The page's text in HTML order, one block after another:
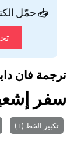
📥 حمّل
ترجمة فان
سفر
تكبير الخط (+)